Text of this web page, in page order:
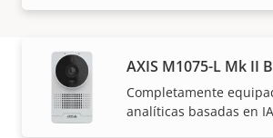
AXIS M1075-L Mk II
Completamente
analíticas basadas en IA
Cómo